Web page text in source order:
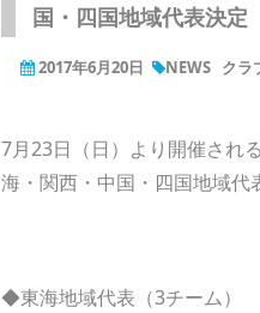
国・四国地域代表決定
2017年6月20日 NEWS クラ
7月23日（日）より開催され
海・関西・中国・四国地域代
◆東海地域代表（3チーム